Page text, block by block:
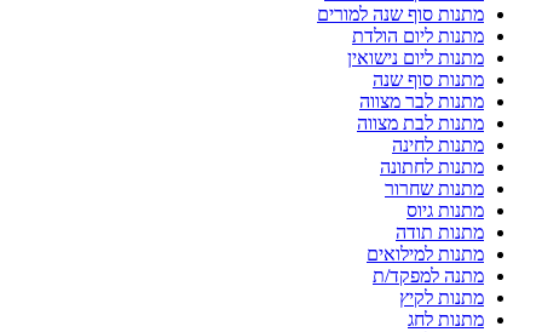
מתנות סוף שנה למורים
מתנות ליום הולדת
מתנות ליום נישואין
מתנות סוף שנה
מתנות לבר מצווה
מתנות לבת מצווה
מתנות לחינה
מתנות לחתונה
מתנות שחרור
מתנות גיוס
מתנות תודה
מתנות למילואים
מתנה למפקד/ת
מתנות לקיץ
מתנות לחג